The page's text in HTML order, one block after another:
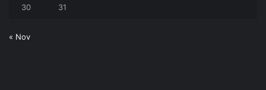
30 31
« Nov